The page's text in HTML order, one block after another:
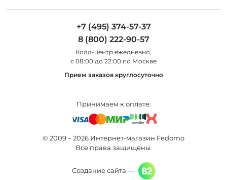
Люстры
Уличные светильники
+7 (495) 374-57-37
8 (800) 222-90-57
Колл-центр eжедневно,
с 08:00 до 22:00 по Москве
Прием заказов круглосуточно
Принимаем к оплате:
© 2009 – 2026 Интернет-магазин Fedomo
Все права защищены.
Создание сайта —